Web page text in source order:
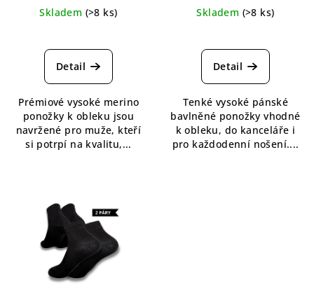
Skladem (>8 ks)
Detail
Prémiové vysoké merino
ponožky k obleku jsou
navržené pro muže, kteří
si potrpí na kvalitu,...
Skladem (>8 ks)
Detail
Tenké vysoké pánské
bavlněné ponožky vhodné
k obleku, do kanceláře i
pro každodenní nošení....